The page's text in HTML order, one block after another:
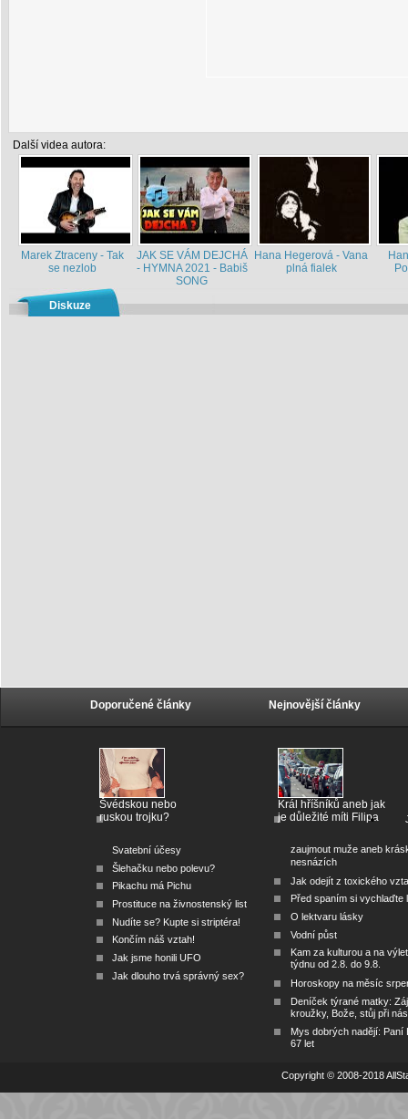
Další videa autora:
Marek Ztraceny - Tak
se nezlob
JAK SE VÁM DEJCHÁ
- HYMNA 2021 - Babiš
SONG
Hana Hegerová - Vana
plná fialek
Diskuze
Doporučené články
Švédskou nebo
ruskou trojku?
Svatební účesy
Šlehačku nebo polevu?
Pikachu má Pichu
Prostituce na živnostenský list
Nudíte se? Kupte si striptéra!
Končím náš vztah!
Jak jsme honili UFO
Jak dlouho trvá správný sex?
Nejnovější články
Král hříšníků aneb jak
je důležité míti Filipa
zaujmout muže aneb
nesnázích
Jak odejít z toxického
Před spaním si vychlaďte
O lektvaru lásky
Vodní půst
Kam za kulturou a na
týdnu od 2.8. do 9.8.
Horoskopy na měsíc
Deníček týrané matky:
kroužky, Bože, stůj při nás
Mys dobrých nadějí: Paní
67 let
Copyright © 2008-2018